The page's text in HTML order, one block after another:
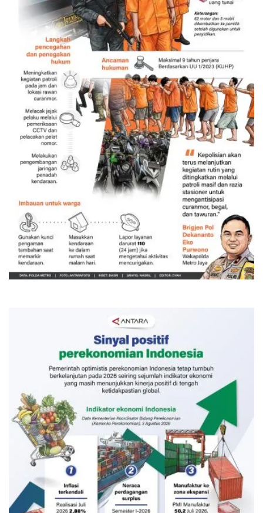
Memberantas kejahatan jalanan
Jakarta
19 jam lalu